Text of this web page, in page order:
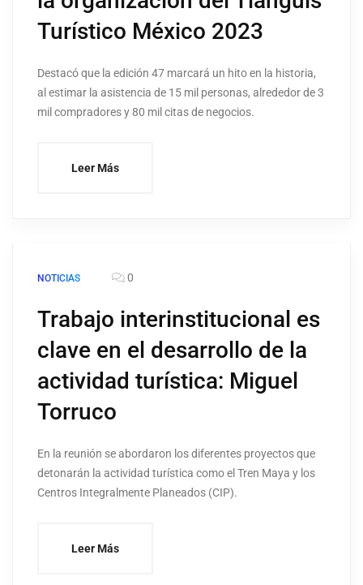
Turístico México 2023
Destacó que la edición 47 marcará un hito en la historia,
al estimar la asistencia de 15 mil personas, alrededor de 3
mil compradores y 80 mil citas de negocios.
Leer Más
NOTICIAS 0
Trabajo interinstitucional es
clave en el desarrollo de la
actividad turística: Miguel
Torruco
En la reunión se abordaron los diferentes proyectos que
detonarán la actividad turística como el Tren Maya y los
Centros Integralmente Planeados (CIP).
Leer Más